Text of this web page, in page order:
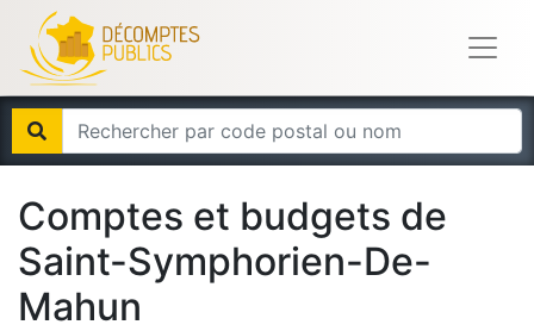
Comptes et budgets de
Saint-Symphorien-De-
Mahun